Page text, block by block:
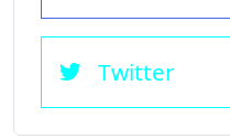
Twitter